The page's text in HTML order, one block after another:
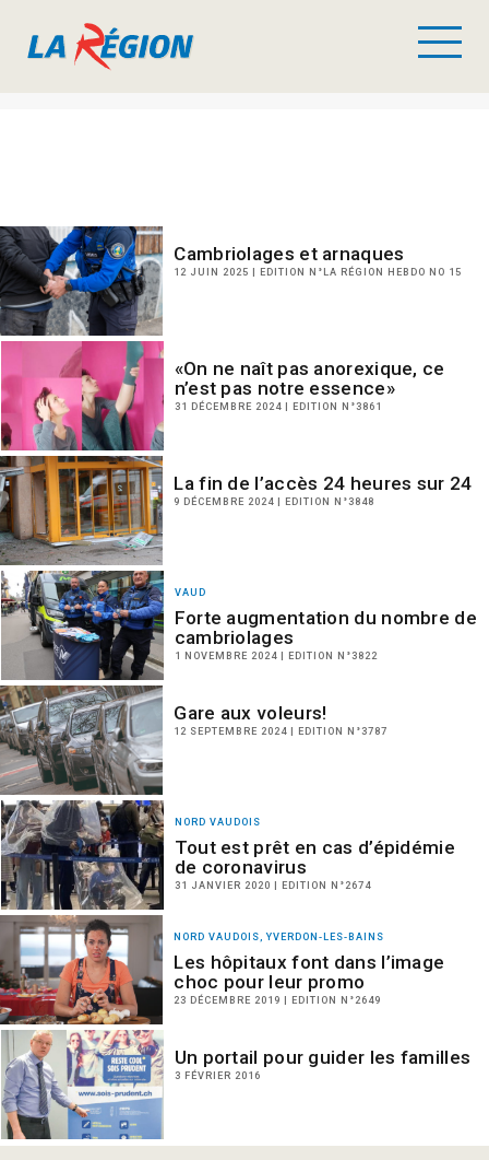
Cambriolages et arnaques
12 JUIN 2025 | EDITION N°LA RÉGION HEBDO NO 15
«On ne naît pas anorexique, ce
n’est pas notre essence»
31 DÉCEMBRE 2024 | EDITION N°3861
La fin de l’accès 24 heures sur 24
9 DÉCEMBRE 2024 | EDITION N°3848
VAUD
Forte augmentation du nombre de
cambriolages
1 NOVEMBRE 2024 | EDITION N°3822
Gare aux voleurs!
12 SEPTEMBRE 2024 | EDITION N°3787
NORD VAUDOIS
Tout est prêt en cas d’épidémie
de coronavirus
31 JANVIER 2020 | EDITION N°2674
NORD VAUDOIS, YVERDON-LES-BAINS
Les hôpitaux font dans l’image
choc pour leur promo
23 DÉCEMBRE 2019 | EDITION N°2649
Un portail pour guider les familles
3 FÉVRIER 2016